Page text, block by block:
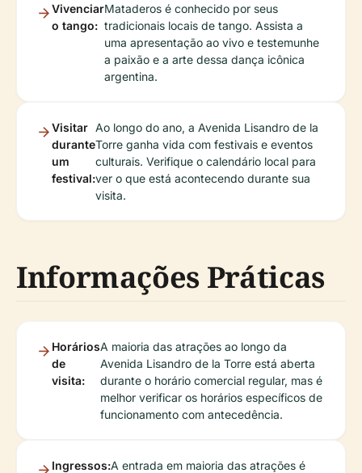
Vivenciar
o tango:
Mataderos é conhecido por seus
tradicionais locais de tango. Assista a
uma apresentação ao vivo e testemunhe
a paixão e a arte dessa dança icônica
argentina.
Visitar
durante
um
festival:
Ao longo do ano, a Avenida Lisandro de la
Torre ganha vida com festivais e eventos
culturais. Verifique o calendário local para
ver o que está acontecendo durante sua
visita.
Informações Práticas
Horários
de
visita:
A maioria das atrações ao longo da
Avenida Lisandro de la Torre está aberta
durante o horário comercial regular, mas é
melhor verificar os horários específicos de
funcionamento com antecedência.
Ingressos:A entrada em maioria das atrações é